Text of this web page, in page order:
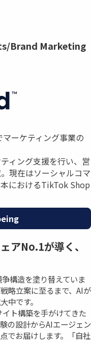
Brand Marketing
ーケティング事業の
ィング支援を行い、営
現在はソーシャルコマ
におけるTikTok Shop
アNo.1が導く、
構造を塗り替えていま
略立案に至るまで、AIが
中です。
ト構築を手がけてきた
の設計からAIエージェン
でお届けします。「自社